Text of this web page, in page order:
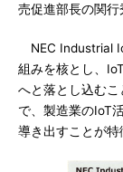
売促進部長の関行
NEC Industrial
組みを核とし、
へと落とし込む
で、製造業のIoT
導き出すことが特